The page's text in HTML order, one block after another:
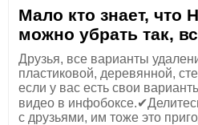
Мало кто знает,
можно убрать так,
Друзья, все варианты
пластиковой, деревянной,
если у вас есть свои
видео в
с друзьями, им тоже это